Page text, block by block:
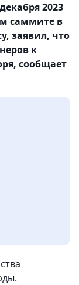
2023
саммите в
заявил, что
к
сообщает